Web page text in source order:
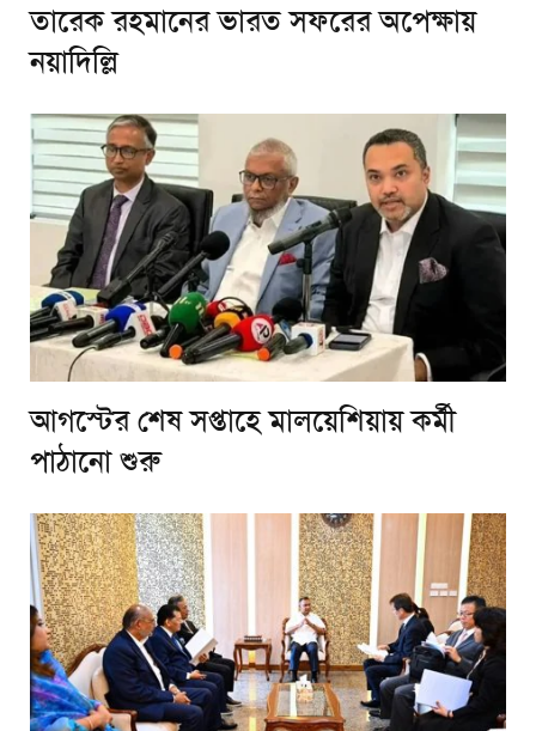
তারেক রহমানের ভারত সফরের অপেক্ষায়
নয়াদিল্লি
আগস্টের শেষ সপ্তাহে মালয়েশিয়ায় কর্মী
পাঠানো শুরু